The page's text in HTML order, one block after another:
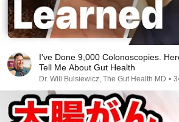
I've Done 9,000 Colonoscopies.
Tell Me About Gut Health
Dr. Will Bulsiewicz, The Gut Health MD •